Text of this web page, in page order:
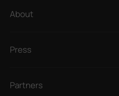
About
Press
Partners